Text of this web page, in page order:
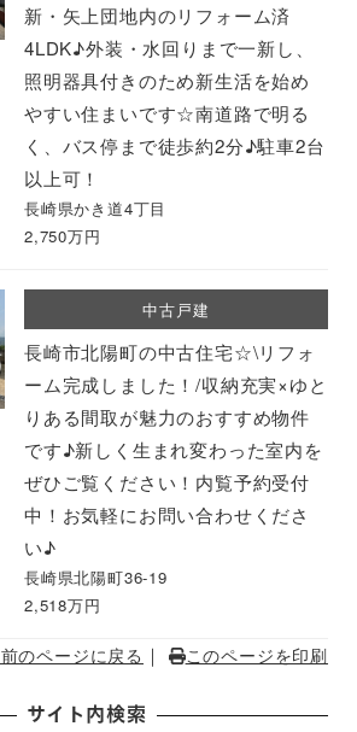
新・矢上団地内のリフォーム済
4LDK♪外装・水回りまで一新し、
照明器具付きのため新生活を始め
やすい住まいです☆南道路で明る
く、バス停まで徒歩約2分♪駐車2台
以上可！
長崎県かき道4丁目
2,750万円
中古戸建
長崎市北陽町の中古住宅☆\リフォ
ーム完成しました！/収納充実×ゆと
りある間取が魅力のおすすめ物件
です♪新しく生まれ変わった室内を
ぜひご覧ください！内覧予約受付
中！お気軽にお問い合わせくださ
い♪
長崎県北陽町36-19
2,518万円
前のページに戻る ｜ このページを印刷
サイト内検索